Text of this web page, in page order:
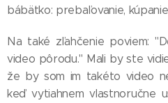
bábätko: prebaľovanie,
Na také zľahčenie poviem:
video pôrodu." Mali by ste
že by som im takéto video
keď vytiahnem vlastnoručne